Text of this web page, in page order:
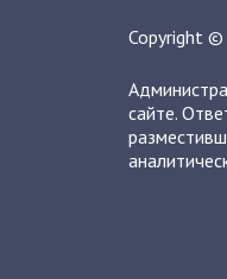
Copyright ©
сайте.